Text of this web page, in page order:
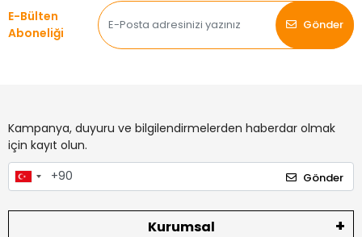
E-Bülten
Aboneliği
Gönder
Kampanya, duyuru ve bilgilendirmelerden haberdar olmak
için kayıt olun.
Gönder
Kurumsal